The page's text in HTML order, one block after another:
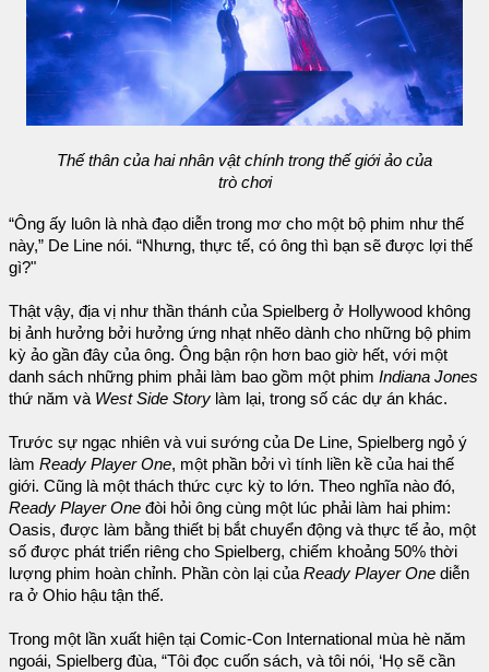
Thế thân của hai nhân vật chính trong thế giới ảo của
trò chơi
“Ông ấy luôn là nhà đạo diễn trong mơ cho một bộ phim như thế
này,” De Line nói. “Nhưng, thực tế, có ông thì bạn sẽ được lợi thế
gì?"
Thật vậy, địa vị như thần thánh của Spielberg ở Hollywood không
bị ảnh hưởng bởi hưởng ứng nhạt nhẽo dành cho những bộ phim
kỳ ảo gần đây của ông. Ông bận rộn hơn bao giờ hết, với một
danh sách những phim phải làm bao gồm một phim Indiana Jones
thứ năm và West Side Story làm lại, trong số các dự án khác.
Trước sự ngạc nhiên và vui sướng của De Line, Spielberg ngỏ ý
làm Ready Player One, một phần bởi vì tính liền kề của hai thế
giới. Cũng là một thách thức cực kỳ to lớn. Theo nghĩa nào đó,
Ready Player One đòi hỏi ông cùng một lúc phải làm hai phim:
Oasis, được làm bằng thiết bị bắt chuyển động và thực tế ảo, một
số được phát triển riêng cho Spielberg, chiếm khoảng 50% thời
lượng phim hoàn chỉnh. Phần còn lại của Ready Player One diễn
ra ở Ohio hậu tận thế.
Trong một lần xuất hiện tại Comic-Con International mùa hè năm
ngoái, Spielberg đùa, “Tôi đọc cuốn sách, và tôi nói, ‘Họ sẽ cần